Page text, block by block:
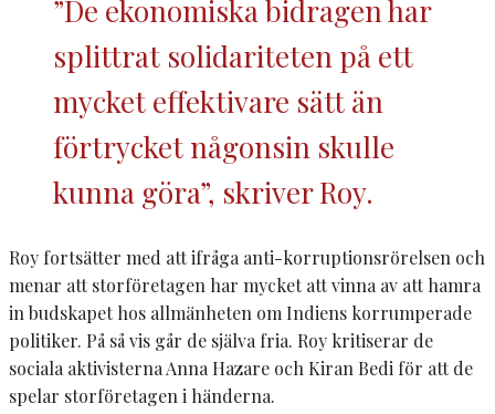
”De ekonomiska bidragen har
splittrat solidariteten på ett
mycket effektivare sätt än
förtrycket någonsin skulle
kunna göra”, skriver Roy.
Roy fortsätter med att ifråga anti-korruptionsrörelsen och
menar att storföretagen har mycket att vinna av att hamra
in budskapet hos allmänheten om Indiens korrumperade
politiker. På så vis går de själva fria. Roy kritiserar de
sociala aktivisterna Anna Hazare och Kiran Bedi för att de
spelar storföretagen i händerna.